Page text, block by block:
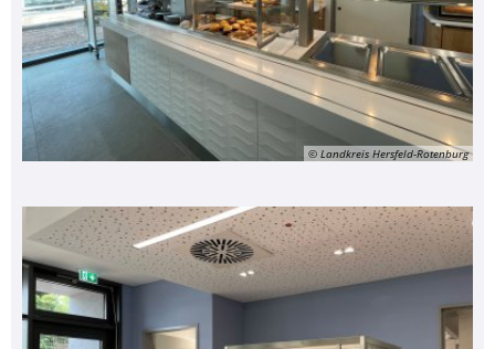
© Landkreis Hersfeld-Rotenburg